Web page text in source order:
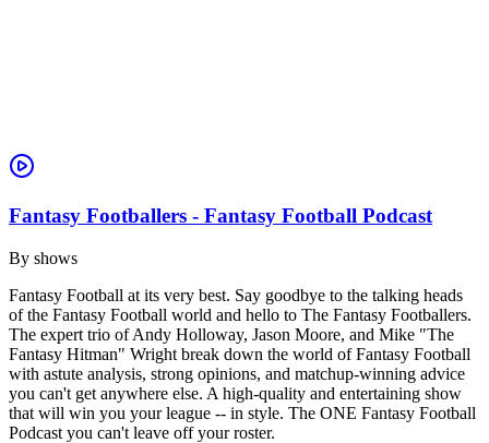
Fantasy Footballers - Fantasy Football Podcast
By shows
Fantasy Football at its very best. Say goodbye to the talking heads
of the Fantasy Football world and hello to The Fantasy Footballers.
The expert trio of Andy Holloway, Jason Moore, and Mike "The
Fantasy Hitman" Wright break down the world of Fantasy Football
with astute analysis, strong opinions, and matchup-winning advice
you can't get anywhere else. A high-quality and entertaining show
that will win you your league -- in style. The ONE Fantasy Football
Podcast you can't leave off your roster.